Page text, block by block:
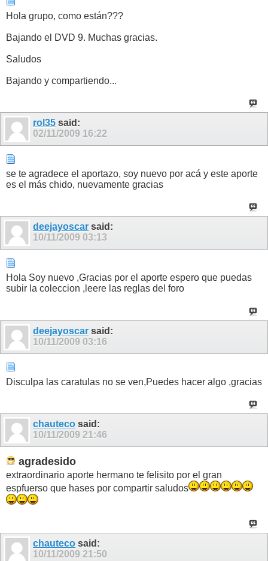
Hola grupo, como están???
Bajando el DVD 9. Muchas gracias.
Saludos
Bajando y compartiendo...
rol35 said:
02/11/2009 16:22
se te agradece el aportazo, soy nuevo por acá y este aporte
es el más chido, nuevamente gracias
deejayoscar said:
10/11/2009 03:13
Hola Soy nuevo ,Gracias por el aporte espero que puedas
subir la coleccion ,leere las reglas del foro
deejayoscar said:
10/11/2009 03:16
Disculpa las caratulas no se ven,Puedes hacer algo ,gracias
chauteco said:
10/11/2009 21:46
agradesido
extraordinario aporte hermano te felisito por el gran
espfuerso que hases por compartir saludos
chauteco said:
10/11/2009 21:50